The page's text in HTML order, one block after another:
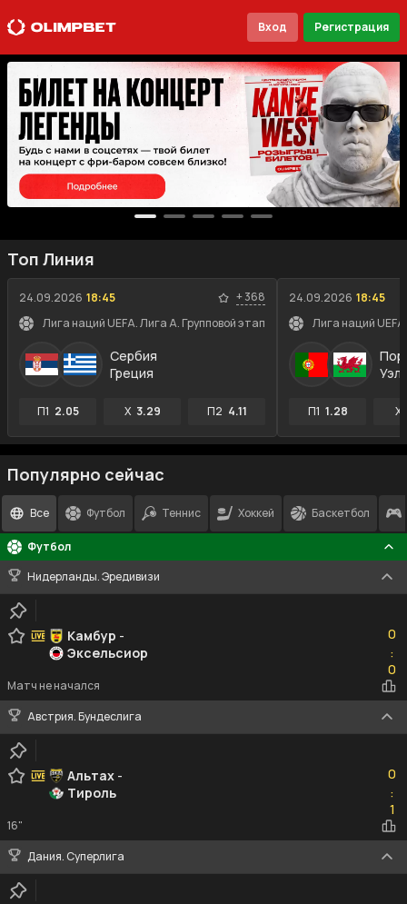
Вход Регистрация
Топ Линия
24.09.2026 18:45 +368
Лига наций UEFA. Лига A. Групповой этап
Сербия
Греция
П1 2.05 X 3.29 П2 4.11
24.09.2026 18:45
Лига наций
П1 1.28 X
Популярно сейчас
Все Футбол Теннис Хоккей Баскетбол
Футбол
Нидерланды. Эредивизи
Камбур -
Эксельсиор
0
:0
0
Матч не начался
Австрия. Бундеслига
Альтах -
Тироль
0
:1
1
16"
Дания. Суперлига